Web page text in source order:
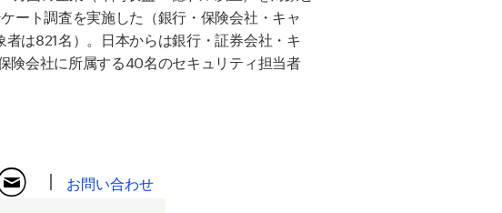
ート調査を実施した（銀行・保険会社・キャ
は821名）。日本からは銀行・証券会社・キ
険会社に所属する40名のセキュリティ担当者
お問い合わせ